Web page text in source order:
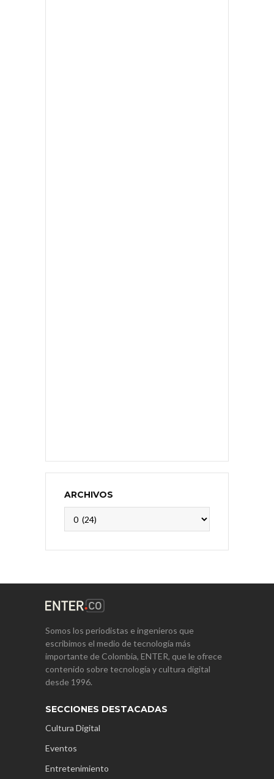
ARCHIVOS
Somos los periodistas e ingenieros que
escribimos el medio de tecnología más
importante de Colombia, ENTER, que le ofrece
contenido sobre tecnología y cultura digital
desde 1996.
SECCIONES DESTACADAS
Cultura Digital
Eventos
Entretenimiento